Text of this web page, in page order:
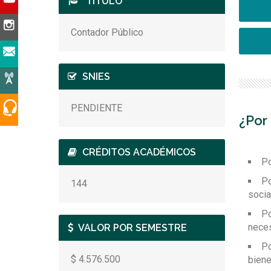
Contador Público
SNIES
PENDIENTE
CRÉDITOS ACADÉMICOS
144
VALOR POR SEMESTRE
$ 4.576.500